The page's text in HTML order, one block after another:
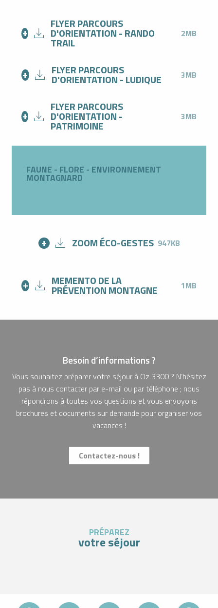
FLYER PARCOURS
D'ORIENTATION - RANDO
TRAIL
2MB
FLYER PARCOURS
D'ORIENTATION - LUDIQUE 3MB
FLYER PARCOURS
D'ORIENTATION -
PATRIMOINE
3MB
FAUNE - FLORE - ENVIRONNEMENT
MONTAGNARD
ZOOM ÉCO-GESTES 947KB
MEMENTO DE LA
PRÉVENTION MONTAGNE 1MB
Besoin d’informations ?
Vous souhaitez préparer votre séjour à Oz 3300 ? N’hésitez
pas à nous contacter par e-mail ou par téléphone ; nous
répondrons à toutes vos questions et vous envoyons
brochures et documents sur demande pour organiser vos
vacances !
Contactez-nous !
PRÉPAREZ
votre séjour